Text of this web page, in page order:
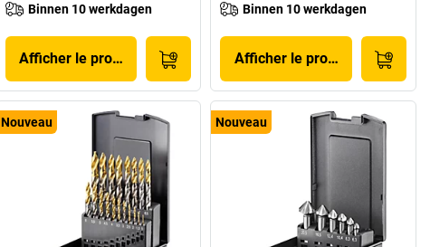
Binnen 10 werkdagen
Afficher le produit
Binnen 10 werkdagen
Afficher le produit
Nouveau Nouveau